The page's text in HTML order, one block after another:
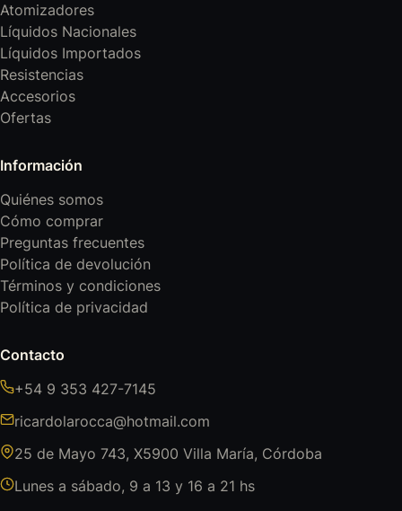
Atomizadores
Líquidos Nacionales
Líquidos Importados
Resistencias
Accesorios
Ofertas
Información
Quiénes somos
Cómo comprar
Preguntas frecuentes
Política de devolución
Términos y condiciones
Política de privacidad
Contacto
+54 9 353 427-7145
ricardolarocca@hotmail.com
25 de Mayo 743, X5900 Villa María, Córdoba
Lunes a sábado, 9 a 13 y 16 a 21 hs